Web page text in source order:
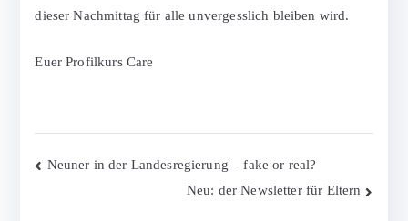
dieser Nachmittag für alle unvergesslich bleiben wird.
Euer Profilkurs Care
Beitragsnavigation
Neuner in der Landesregierung – fake or real?
Neu: der Newsletter für Eltern